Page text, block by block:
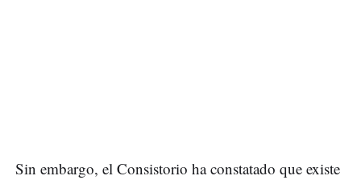
Sin embargo, el Consistorio ha constatado que existe